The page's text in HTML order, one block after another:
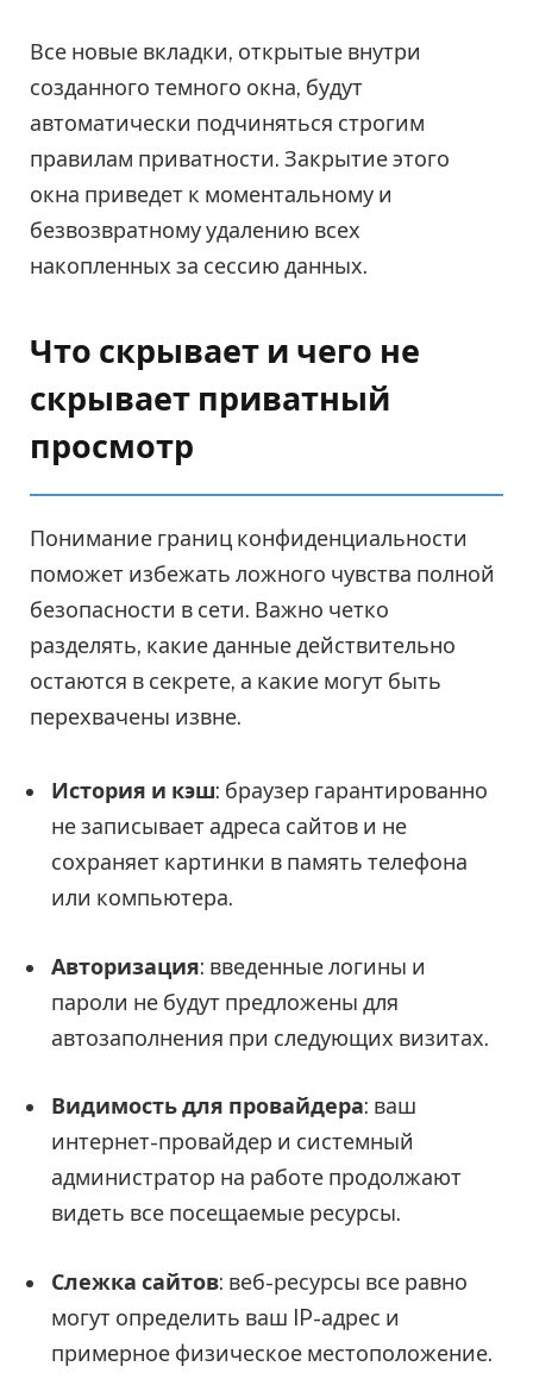
Все новые вкладки, открытые внутри
созданного темного окна, будут
автоматически подчиняться строгим
правилам приватности. Закрытие этого
окна приведет к моментальному и
безвозвратному удалению всех
накопленных за сессию данных.
Что скрывает и чего не
скрывает приватный
просмотр
Понимание границ конфиденциальности
поможет избежать ложного чувства полной
безопасности в сети. Важно четко
разделять, какие данные действительно
остаются в секрете, а какие могут быть
перехвачены извне.
История и кэш: браузер гарантированно
не записывает адреса сайтов и не
сохраняет картинки в память телефона
или компьютера.
Авторизация: введенные логины и
пароли не будут предложены для
автозаполнения при следующих визитах.
Видимость для провайдера: ваш
интернет-провайдер и системный
администратор на работе продолжают
видеть все посещаемые ресурсы.
Слежка сайтов: веб-ресурсы все равно
могут определить ваш IP-адрес и
примерное физическое местоположение.